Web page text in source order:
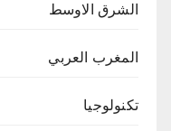
الشرق الاوسط
المغرب العربي
تكنولوجيا